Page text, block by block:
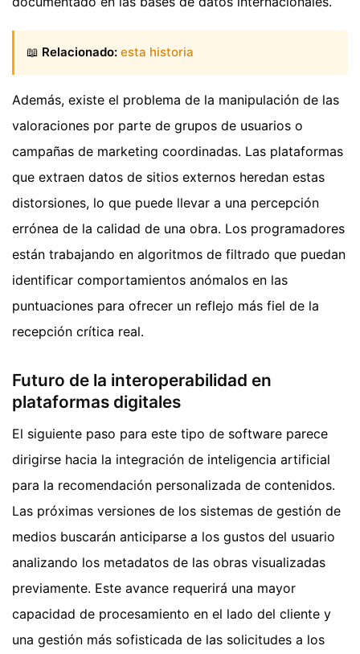
📖 Relacionado: esta historia
Además, existe el problema de la manipulación de las
valoraciones por parte de grupos de usuarios o
campañas de marketing coordinadas. Las plataformas
que extraen datos de sitios externos heredan estas
distorsiones, lo que puede llevar a una percepción
errónea de la calidad de una obra. Los programadores
están trabajando en algoritmos de filtrado que puedan
identificar comportamientos anómalos en las
puntuaciones para ofrecer un reflejo más fiel de la
recepción crítica real.
Futuro de la interoperabilidad en
plataformas digitales
El siguiente paso para este tipo de software parece
dirigirse hacia la integración de inteligencia artificial
para la recomendación personalizada de contenidos.
Las próximas versiones de los sistemas de gestión de
medios buscarán anticiparse a los gustos del usuario
analizando los metadatos de las obras visualizadas
previamente. Este avance requerirá una mayor
capacidad de procesamiento en el lado del cliente y
una gestión más sofisticada de las solicitudes a los